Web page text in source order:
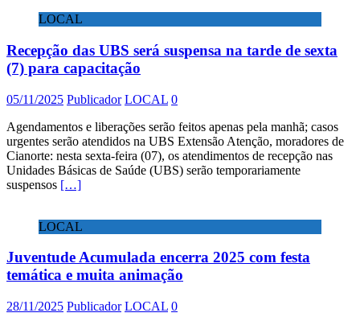
LOCAL
Recepção das UBS será suspensa na tarde de sexta
(7) para capacitação
05/11/2025 Publicador LOCAL 0
Agendamentos e liberações serão feitos apenas pela manhã; casos
urgentes serão atendidos na UBS Extensão Atenção, moradores de
Cianorte: nesta sexta-feira (07), os atendimentos de recepção nas
Unidades Básicas de Saúde (UBS) serão temporariamente
suspensos […]
LOCAL
Juventude Acumulada encerra 2025 com festa
temática e muita animação
28/11/2025 Publicador LOCAL 0